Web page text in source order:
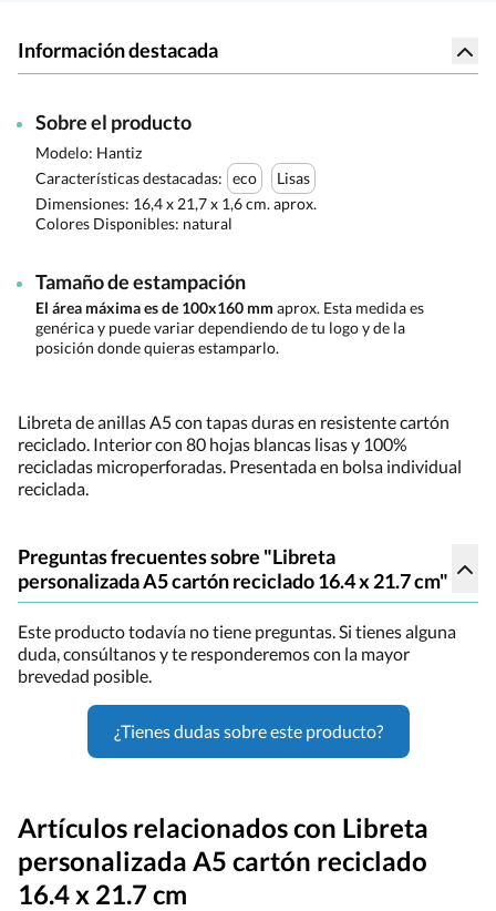
Información destacada
Sobre el producto
Modelo: Hantiz
Características destacadas: eco
Lisas
Dimensiones: 16,4 x 21,7 x 1,6 cm. aprox.
Colores Disponibles: natural
Tamaño de estampación
El área máxima es de 100x160 mm aprox. Esta medida es
genérica y puede variar dependiendo de tu logo y de la
posición donde quieras estamparlo.
Libreta de anillas A5 con tapas duras en resistente cartón
reciclado. Interior con 80 hojas blancas lisas y 100%
recicladas microperforadas. Presentada en bolsa individual
reciclada.
Preguntas frecuentes sobre "Libreta
personalizada A5 cartón reciclado 16.4 x 21.7 cm"
Este producto todavía no tiene preguntas. Si tienes alguna
duda, consúltanos y te responderemos con la mayor
brevedad posible.
¿Tienes dudas sobre este producto?
Artículos relacionados con Libreta
personalizada A5 cartón reciclado
16.4 x 21.7 cm